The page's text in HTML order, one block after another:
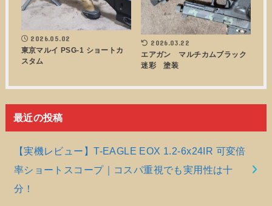
2026.05.02
東京マルイ PSG-1 ショートカ
スタム
2026.03.22
エアガン マルチカムブラック
迷彩 塗装
最近の投稿
【実機レビュー】T-EAGLE EOX 1.2-6x24IR 可変倍
率ショートスコープ｜コスパ重視でも実用性は十
分！